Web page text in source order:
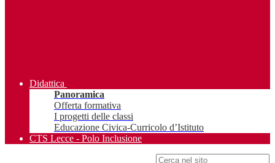
Didattica
Panoramica
Offerta formativa
I progetti delle classi
Educazione Civica-Curricolo d’Istituto
CTS Lecce - Polo Inclusione